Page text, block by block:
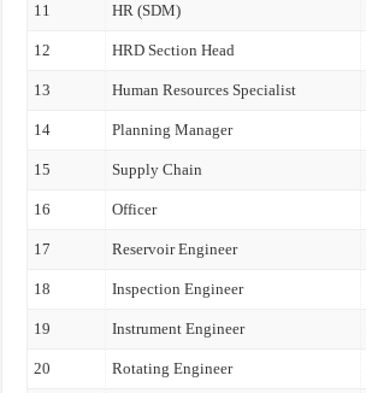
11 HR (SDM)
12 HRD Section Head
13 Human Resources Specialist
14 Planning Manager
15 Supply Chain
16 Officer
17 Reservoir Engineer
18 Inspection Engineer
19 Instrument Engineer
20 Rotating Engineer